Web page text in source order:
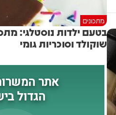
מתכונים
בטעם ילדות נוסטלגי:
שוקולד וסוכריות גומי